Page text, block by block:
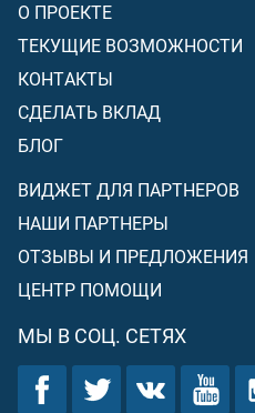
О ПРОЕКТЕ
ТЕКУЩИЕ ВОЗМОЖНОСТИ
КОНТАКТЫ
СДЕЛАТЬ ВКЛАД
БЛОГ
ВИДЖЕТ ДЛЯ ПАРТНЕРОВ
НАШИ ПАРТНЕРЫ
ОТЗЫВЫ И ПРЕДЛОЖЕНИЯ
ЦЕНТР ПОМОЩИ
МЫ В СОЦ. СЕТЯХ